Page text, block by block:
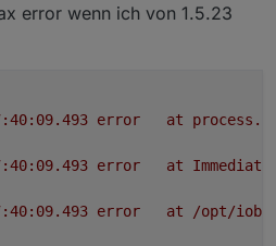
des PV-Ladens, hat
kamen nur Logs vom Tibber
error wenn ich von 1.5.23
error at
error at
error at
/opt/